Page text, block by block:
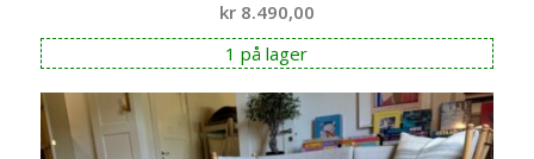
kr8.490,00
1 på lager